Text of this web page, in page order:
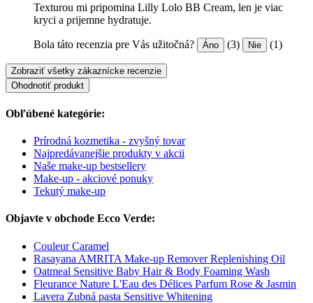
Texturou mi pripomina Lilly Lolo BB Cream, len je viac
kryci a prijemne hydratuje.
Bola táto recenzia pre Vás užitočná? Áno (3) Nie (1)
Zobraziť všetky zákaznícke recenzie
Ohodnotiť produkt
Obľúbené kategórie:
Prírodná kozmetika - zvyšný tovar
Najpredávanejšie produkty v akcii
Naše make-up bestsellery
Make-up - akciové ponuky
Tekutý make-up
Objavte v obchode Ecco Verde:
Couleur Caramel
Rasayana AMRITA Make-up Remover Replenishing Oil
Oatmeal Sensitive Baby Hair & Body Foaming Wash
Fleurance Nature L'Eau des Délices Parfum Rose & Jasmin
Lavera Zubná pasta Sensitive Whitening